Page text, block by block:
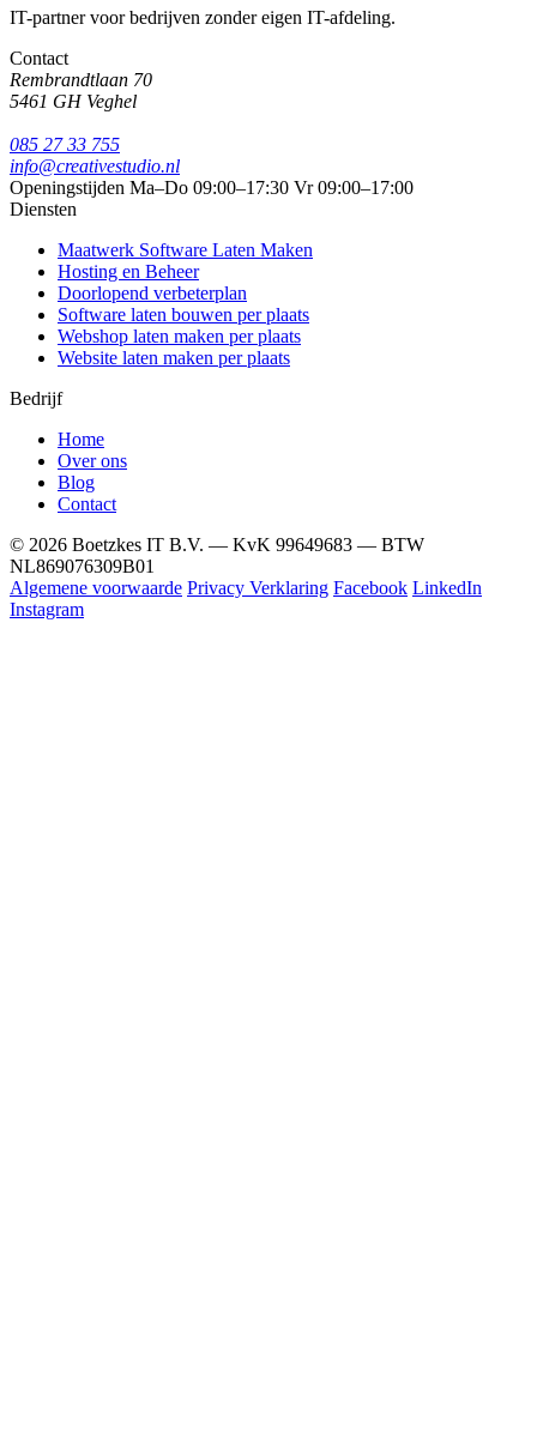
IT-partner voor bedrijven zonder eigen IT-afdeling.
Contact
Rembrandtlaan 70
5461 GH Veghel
085 27 33 755
info@creativestudio.nl
Openingstijden Ma–Do 09:00–17:30 Vr 09:00–17:00
Diensten
Maatwerk Software Laten Maken
Hosting en Beheer
Doorlopend verbeterplan
Software laten bouwen per plaats
Webshop laten maken per plaats
Website laten maken per plaats
Bedrijf
Home
Over ons
Blog
Contact
© 2026 Boetzkes IT B.V. — KvK 99649683 — BTW
NL869076309B01
Algemene voorwaarde Privacy Verklaring Facebook LinkedIn
Instagram